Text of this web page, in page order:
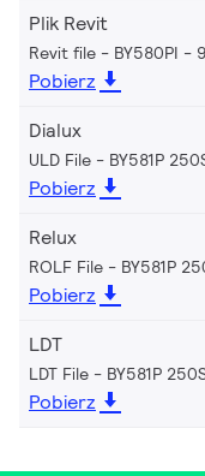
Plik Revit
Revit file - BY580PI -
Pobierz
Dialux
ULD File - BY581P
Pobierz
Relux
ROLF File - BY581P
Pobierz
LDT
LDT File - BY581P
Pobierz